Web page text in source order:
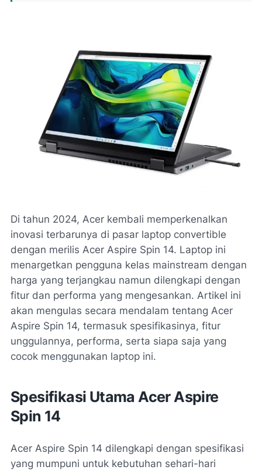
Di tahun 2024, Acer kembali memperkenalkan
inovasi terbarunya di pasar laptop convertible
dengan merilis Acer Aspire Spin 14. Laptop ini
menargetkan pengguna kelas mainstream dengan
harga yang terjangkau namun dilengkapi dengan
fitur dan performa yang mengesankan. Artikel ini
akan mengulas secara mendalam tentang Acer
Aspire Spin 14, termasuk spesifikasinya, fitur
unggulannya, performa, serta siapa saja yang
cocok menggunakan laptop ini.
Spesifikasi Utama Acer Aspire
Spin 14
Acer Aspire Spin 14 dilengkapi dengan spesifikasi
yang mumpuni untuk kebutuhan sehari-hari